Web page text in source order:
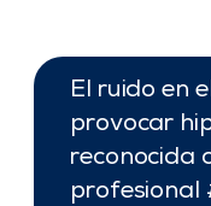
El ruido en
provocar
reconocida
profesional